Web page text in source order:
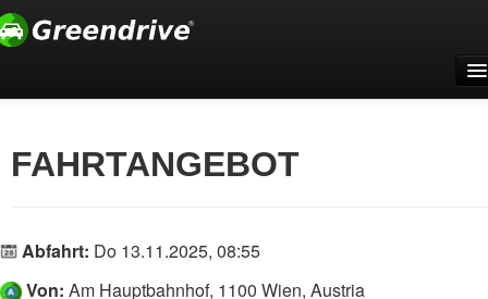
Für Firmen
Support
Registrieren
FAHRTANGEBOT
Abfahrt: Do 13.11.2025, 08:55
Von: Am Hauptbahnhof, 1100 Wien, Austria